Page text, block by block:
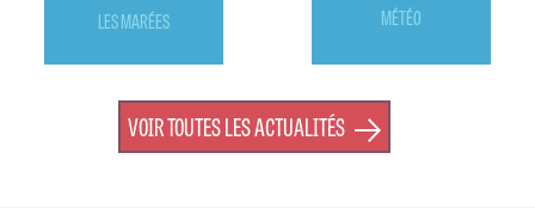
LES MARÉES MÉTÉO
VOIR TOUTES LES ACTUALITÉS